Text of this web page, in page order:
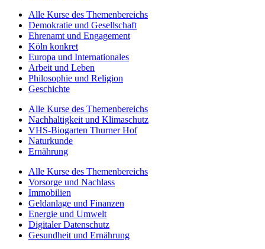
Alle Kurse des Themenbereichs
Demokratie und Gesellschaft
Ehrenamt und Engagement
Köln konkret
Europa und Internationales
Arbeit und Leben
Philosophie und Religion
Geschichte
Alle Kurse des Themenbereichs
Nachhaltigkeit und Klimaschutz
VHS-Biogarten Thurner Hof
Naturkunde
Ernährung
Alle Kurse des Themenbereichs
Vorsorge und Nachlass
Immobilien
Geldanlage und Finanzen
Energie und Umwelt
Digitaler Datenschutz
Gesundheit und Ernährung